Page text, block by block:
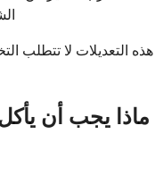
هذه التعديلات لا تتطلب
ماذا يجب أن